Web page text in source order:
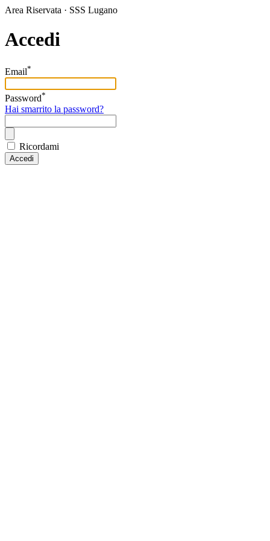
Area Riservata · SSS Lugano
Accedi
Email*
Password*
Hai smarrito la password?
Ricordami
Accedi